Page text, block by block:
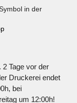
in der
2 Tage vor der
Druckerei endet
bei
um 12:00h!